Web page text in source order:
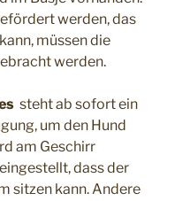
werden, das
müssen die
werden.
steht ab sofort ein
um den Hund
am Geschirr
dass der
sitzen kann. Andere